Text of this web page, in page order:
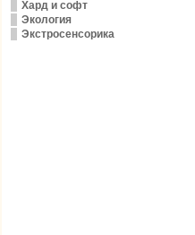
Хард и софт
Экология
Экстросенсорика